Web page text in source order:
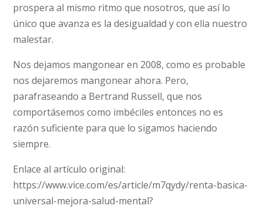
prospera al mismo ritmo que nosotros, que así lo
único que avanza es la desigualdad y con ella nuestro
malestar.
Nos dejamos mangonear en 2008, como es probable
nos dejaremos mangonear ahora. Pero,
parafraseando a Bertrand Russell, que nos
comportásemos como imbéciles entonces no es
razón suficiente para que lo sigamos haciendo
siempre.
Enlace al artículo original:
https://www.vice.com/es/article/m7qydy/renta-basica-
universal-mejora-salud-mental?